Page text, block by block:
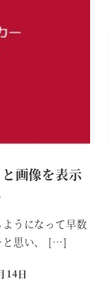
画像を表示
うになって早数
と思い、 […]
14日